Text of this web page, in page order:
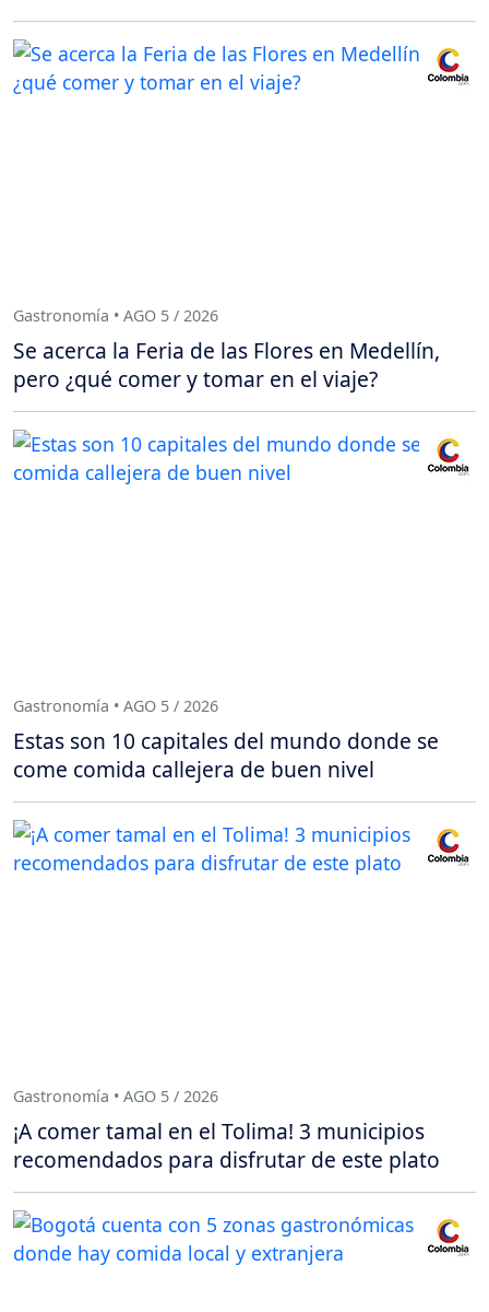
Gastronomía • AGO 5 / 2026
Se acerca la Feria de las Flores en Medellín,
pero ¿qué comer y tomar en el viaje?
Gastronomía • AGO 5 / 2026
Estas son 10 capitales del mundo donde se
come comida callejera de buen nivel
Gastronomía • AGO 5 / 2026
¡A comer tamal en el Tolima! 3 municipios
recomendados para disfrutar de este plato